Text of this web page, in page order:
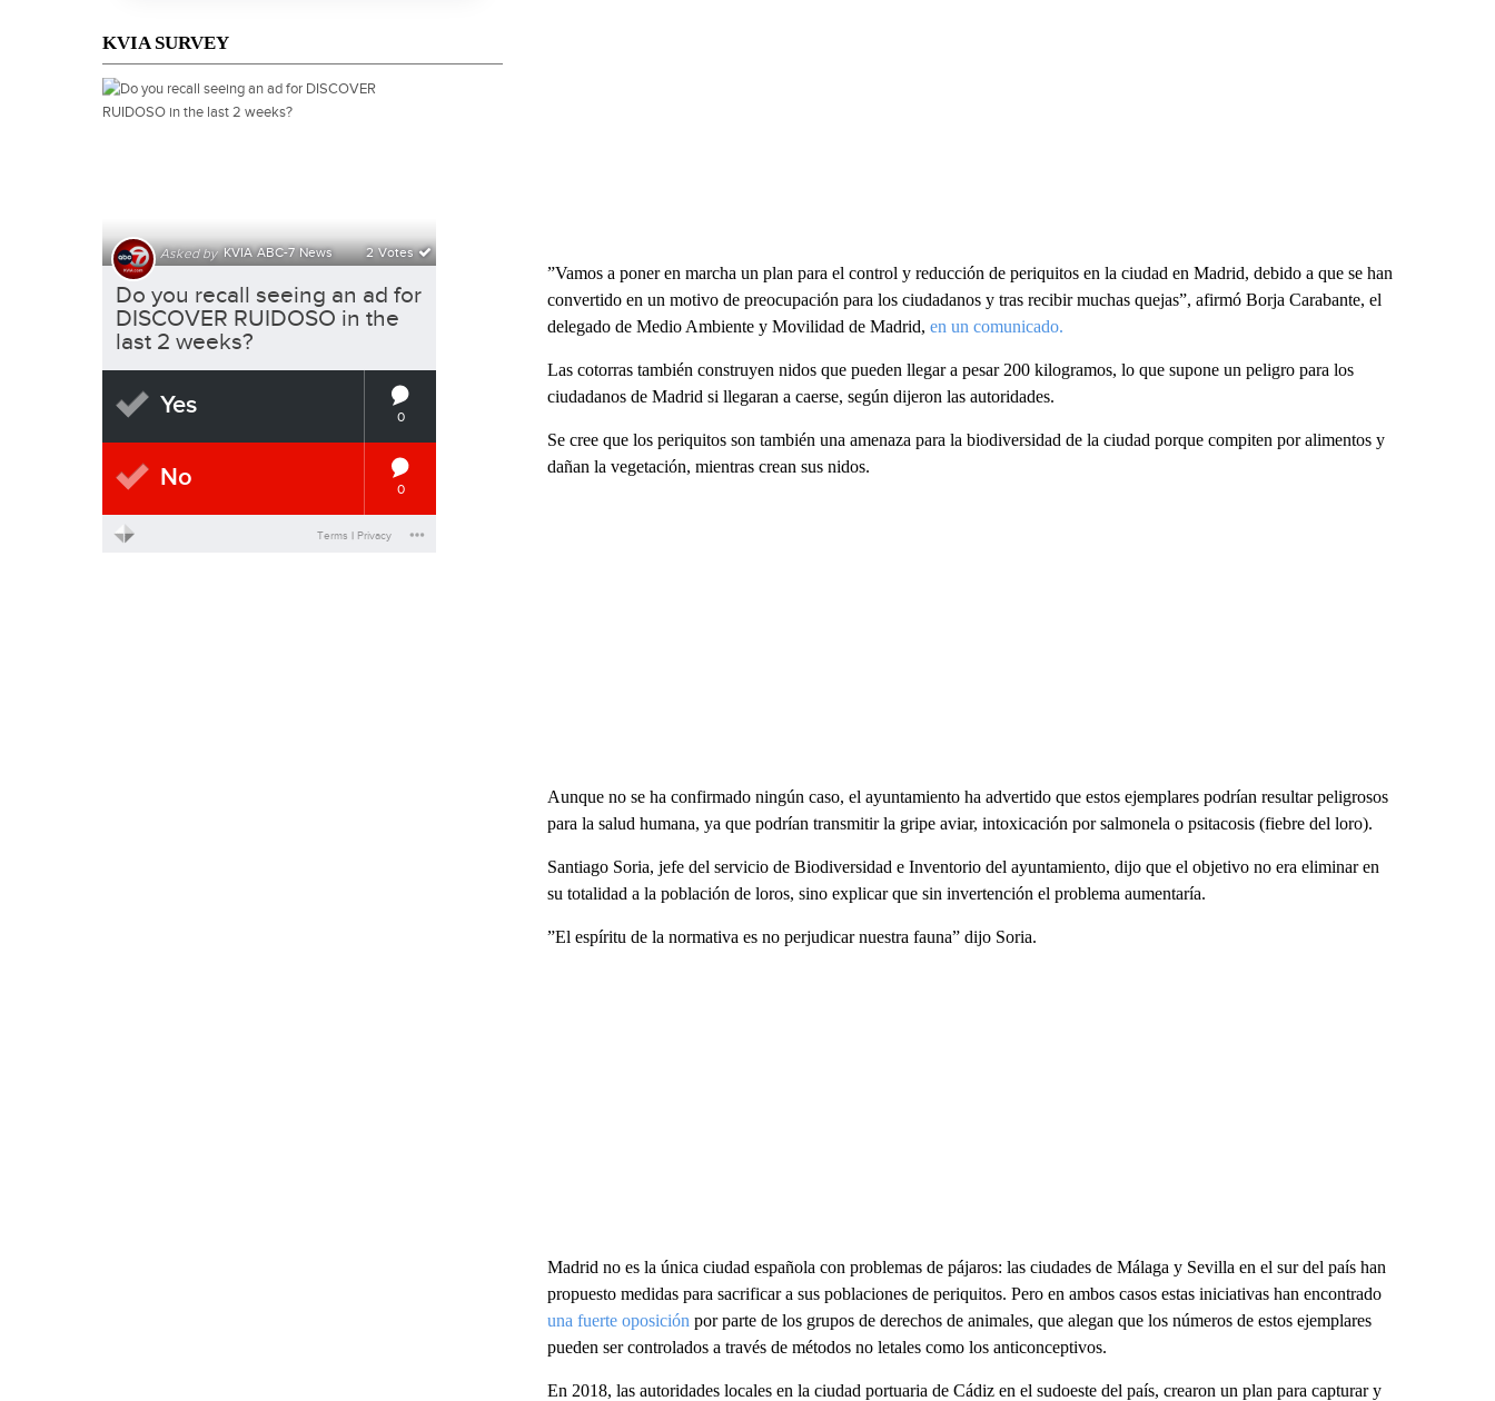
KVIA SURVEY
”Vamos a poner en marcha un plan para el control y reducción de periquitos en la ciudad en Madrid, debido a que se han
convertido en un motivo de preocupación para los ciudadanos y tras recibir muchas quejas”, afirmó Borja Carabante, el
delegado de Medio Ambiente y Movilidad de Madrid, en un comunicado.
Las cotorras también construyen nidos que pueden llegar a pesar 200 kilogramos, lo que supone un peligro para los
ciudadanos de Madrid si llegaran a caerse, según dijeron las autoridades.
Se cree que los periquitos son también una amenaza para la biodiversidad de la ciudad porque compiten por alimentos y
dañan la vegetación, mientras crean sus nidos.
Aunque no se ha confirmado ningún caso, el ayuntamiento ha advertido que estos ejemplares podrían resultar peligrosos
para la salud humana, ya que podrían transmitir la gripe aviar, intoxicación por salmonela o psitacosis (fiebre del loro).
Santiago Soria, jefe del servicio de Biodiversidad e Inventorio del ayuntamiento, dijo que el objetivo no era eliminar en
su totalidad a la población de loros, sino explicar que sin invertención el problema aumentaría.
”El espíritu de la normativa es no perjudicar nuestra fauna” dijo Soria.
Madrid no es la única ciudad española con problemas de pájaros: las ciudades de Málaga y Sevilla en el sur del país han
propuesto medidas para sacrificar a sus poblaciones de periquitos. Pero en ambos casos estas iniciativas han encontrado
una fuerte oposición por parte de los grupos de derechos de animales, que alegan que los números de estos ejemplares
pueden ser controlados a través de métodos no letales como los anticonceptivos.
En 2018, las autoridades locales en la ciudad portuaria de Cádiz en el sudoeste del país, crearon un plan para capturar y